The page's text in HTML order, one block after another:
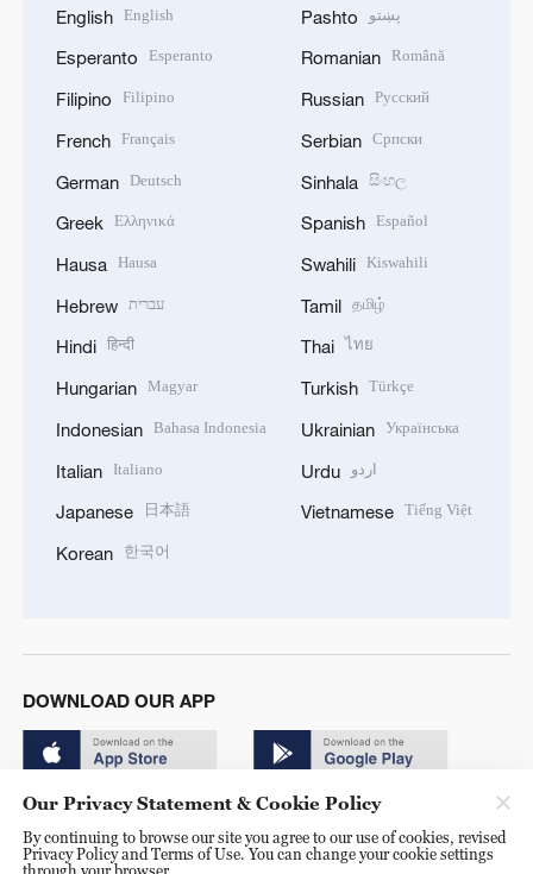
English English
Esperanto Esperanto
Filipino Filipino
French Français
German Deutsch
Greek Ελληνικά
Hausa Hausa
Hebrew עברית
Hindi हिन्दी
Hungarian Magyar
Indonesian Bahasa Indonesia
Italian Italiano
Japanese 日本語
Korean 한국어
Pashto پښتو
Romanian Română
Russian Русский
Serbian Српски
Sinhala සිංහල
Spanish Español
Swahili Kiswahili
Tamil தமிழ்
Thai ไทย
Turkish Türkçe
Ukrainian Українська
Urdu اردو
Vietnamese Tiếng Việt
DOWNLOAD OUR APP
Our Privacy Statement & Cookie Policy
By continuing to browse our site you agree to our use of cookies, revised
Privacy Policy and Terms of Use. You can change your cookie settings
through your browser.